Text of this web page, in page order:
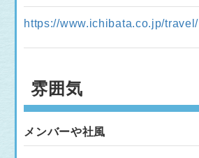
https://www.ichibata.co.jp/travel/
雰囲気
メンバーや社風